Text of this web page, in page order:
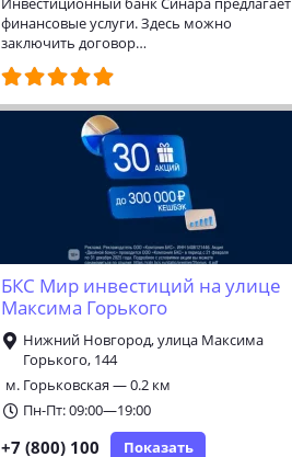
Инвестиционный банк Синара предлагает
финансовые услуги. Здесь можно
заключить договор…
БКС Мир инвестиций на улице
Максима Горького
Нижний Новгород, улица Максима
Горького, 144
м. Горьковская — 0.2 км
Пн-Пт: 09:00—19:00
+7 (800) 100 Показать